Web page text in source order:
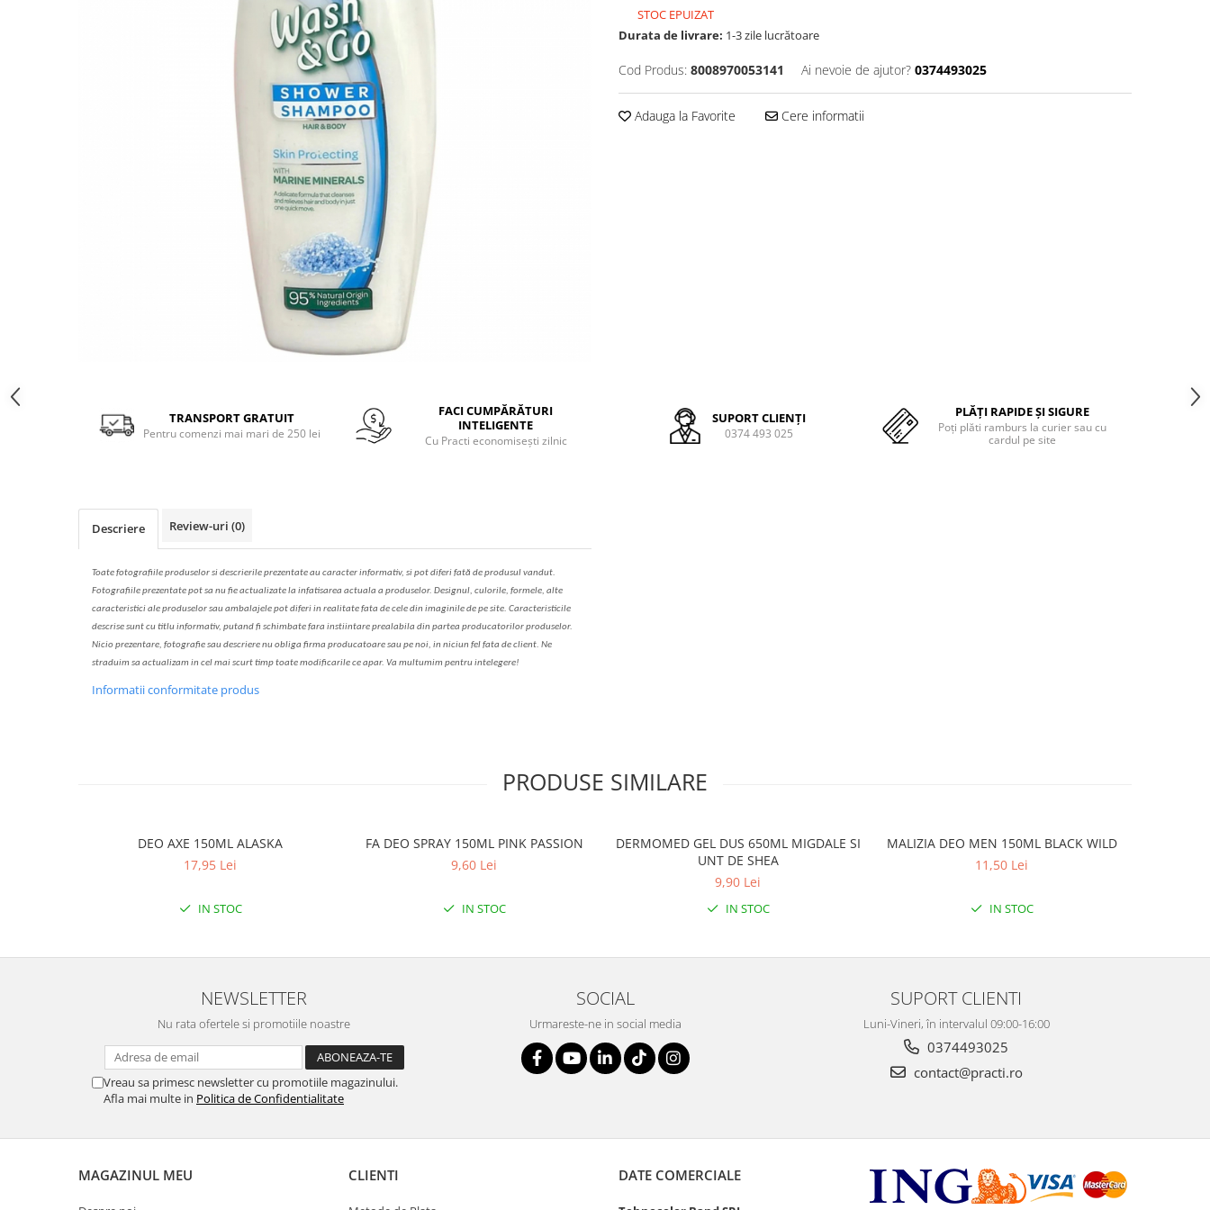
Solutie de indepartat rugina si
Tratament pentru par, conditioner
pentru par, masca de par
Vata demachianta
Facebook
STOC EPUIZAT
Durata de livrare: 1-3 zile lucrătoare
Cod Produs: 8008970053141 Ai nevoie de ajutor? 0374493025
Adauga la Favorite Cere informatii
TRANSPORT GRATUIT
Pentru comenzi mai mari de 250 lei
FACI CUMPĂRĂTURI
INTELIGENTE
Cu Practi economisești zilnic
SUPORT CLIENȚI
0374 493 025
PLĂȚI RAPIDE ȘI SIGURE
Poți plăti ramburs la curier sau cu
cardul pe site
Descriere Review-uri (0)
Toate fotografiile produselorsidescrierileprezentate au caracter informativ, si pot diferi fată de produsul vandut.
Fotografiile prezentate pot sa nu fie actualizate la infatisarea actuala a produselor. Designul, culorile, formele, alte
caracteristici ale produselor sau ambalajele pot diferi in realitate fata de cele din imaginile de pe site. Caracteristicile
descrise sunt cu titlu informativ, putand fi schimbate fara instiintare prealabila din partea producatorilor produselor.
Nicio prezentare, fotografie sau descriere nu obliga firma producatoare sau pe noi, in niciun fel fata de client. Ne
straduim sa actualizam in cel mai scurt timp toate modificarile ce apar. Va multumim pentru intelegere!
Informatii conformitate produs
PRODUSE SIMILARE
DEO AXE 150ML ALASKA
17,95 Lei
IN STOC
FA DEO SPRAY 150ML PINK PASSION
9,60 Lei
IN STOC
DERMOMED GEL DUS 650ML MIGDALE SI
UNT DE SHEA
9,90 Lei
IN STOC
MALIZIA DEO MEN 150ML BLACK WILD
11,50 Lei
IN STOC
NEWSLETTER
Nu rata ofertele si promotiile noastre
Vreau sa primesc newsletter cu promotiile magazinului.
Afla mai multe in Politica de Confidentialitate
SOCIAL
Urmareste-ne in social media
SUPORT CLIENTI
Luni-Vineri, în intervalul 09:00-16:00
0374493025
contact@practi.ro
MAGAZINUL MEU CLIENTI DATE COMERCIALE